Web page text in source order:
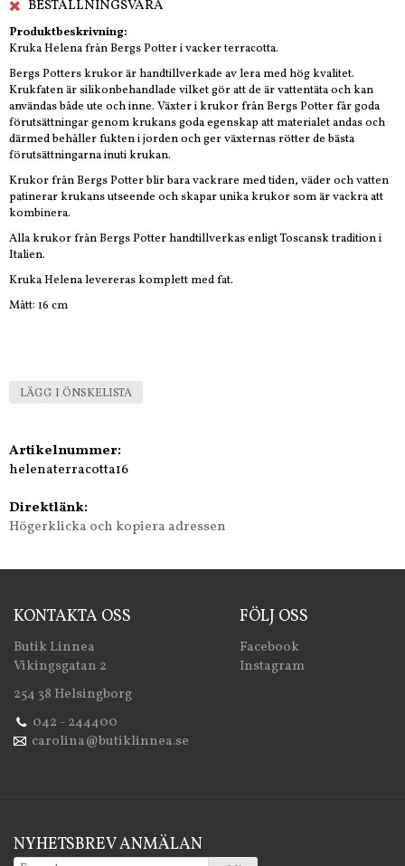
BESTÄLLNINGSVARA
Produktbeskrivning:
Kruka Helena från Bergs Potter i vacker terracotta.
Bergs Potters krukor är handtillverkade av lera med hög kvalitet.
Krukfaten är silikonbehandlade vilket gör att de är vattentäta och kan
användas både ute och inne. Växter i krukor från Bergs Potter får goda
förutsättningar genom krukans goda egenskap att materialet andas och
därmed behåller fukten i jorden och ger växternas rötter de bästa
förutsättningarna inuti krukan.
Krukor från Bergs Potter blir bara vackrare med tiden, väder och vatten
patinerar krukans utseende och skapar unika krukor som är vackra att
kombinera.
Alla krukor från Bergs Potter handtillverkas enligt Toscansk tradition i
Italien.
Kruka Helena levereras komplett med fat.
Mått: 16 cm
LÄGG I ÖNSKELISTA
Artikelnummer:
helenaterracotta16
Direktlänk:
Högerklicka och kopiera adressen
KONTAKTA OSS
Butik Linnea
Vikingsgatan 2
254 38 Helsingborg
042 - 244400
carolina@butiklinnea.se
FÖLJ OSS
Facebook
Instagram
NYHETSBREV ANMÄLAN